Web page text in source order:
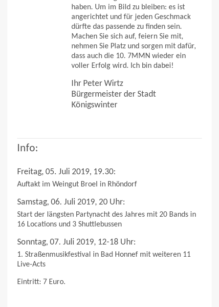
haben. Um im Bild zu bleiben: es ist
angerichtet und für jeden Geschmack
dürfte das passende zu finden sein.
Machen Sie sich auf, feiern Sie mit,
nehmen Sie Platz und sorgen mit dafür,
dass auch die 10. 7MMN wieder ein
voller Erfolg wird. Ich bin dabei!
Ihr Peter Wirtz
Bürgermeister der Stadt
Königswinter
Info:
Freitag, 05. Juli 2019, 19.30:
Auftakt im Weingut Broel in Rhöndorf
Samstag, 06. Juli 2019, 20 Uhr:
Start der längsten Partynacht des Jahres mit 20 Bands in
16 Locations und 3 Shuttlebussen
Sonntag, 07. Juli 2019, 12-18 Uhr:
1. Straßenmusikfestival in Bad Honnef mit weiteren 11
Live-Acts
Eintritt: 7 Euro.